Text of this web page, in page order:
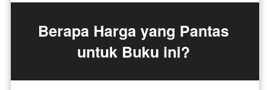
Berapa Harga yang Pantas
untuk Buku ini?